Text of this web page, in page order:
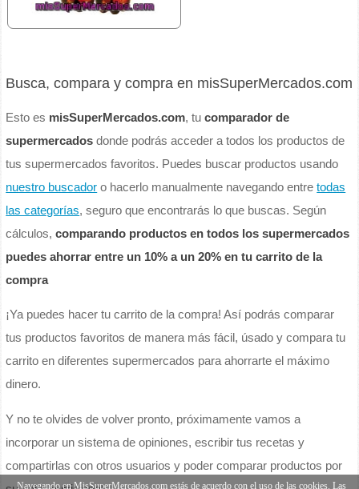
Busca, compara y compra en misSuperMercados.com
Esto es misSuperMercados.com, tucomparador de
supermercados donde podrás acceder a todos los productos de
tus supermercados favoritos. Puedes buscar productos usando
nuestro buscador o hacerlo manualmente navegando entretodas
las categorías, seguro que encontrarás lo que buscas. Según
cálculos,comparando productos en todos los supermercados
puedes ahorrar entre un 10% a un 20% en tu carrito de la
compra
¡Ya puedes hacer tu carrito de la compra! Así podrás comparar
tus productos favoritos de manera más fácil, úsado y compara tu
carrito en diferentes supermercados para ahorrarte el máximo
dinero.
Y no te olvides de volver pronto, próximamente vamos a
incorporar un sistema de opiniones, escribir tus recetas y
compartirlas con otros usuarios y poder comparar productos por
Navegando en MisSuperMercados.com estás de acuerdo con el uso de las cookies. Las